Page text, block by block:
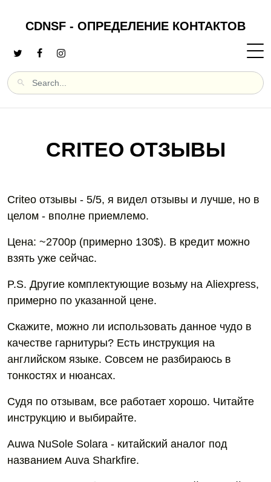
CDNSF - ОПРЕДЕЛЕНИЕ КОНТАКТОВ
CRITEO ОТЗЫВЫ
Criteo отзывы - 5/5, я видел отзывы и лучше, но в
целом - вполне приемлемо.
Цена: ~2700р (примерно 130$). В кредит можно
взять уже сейчас.
P.S. Другие комплектующие возьму на Aliexpress,
примерно по указанной цене.
Скажите, можно ли использовать данное чудо в
качестве гарнитуры? Есть инструкция на
английском языке. Cовсем не разбираюсь в
тонкостях и нюансах.
Судя по отзывам, все работает хорошо. Читайте
инструкцию и выбирайте.
Auwa NuSole Solara - китайский аналог под
названием Auva Sharkfire.